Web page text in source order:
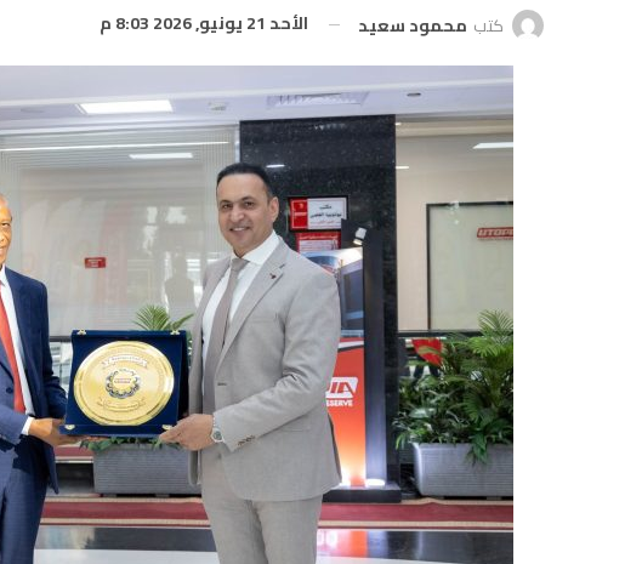
كتب محمود سعيد الأحد 21 يونيو, 2026 8:03 م